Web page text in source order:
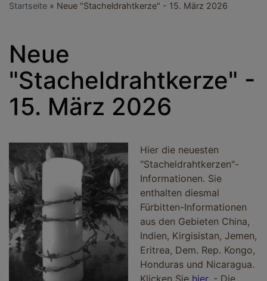
Startseite Neue "Stacheldrahtkerze" - 15. März 2026
Neue
"Stacheldrahtkerze" -
15. März 2026
Hier die neuesten
"Stacheldrahtkerzen"-
Informationen. Sie
enthalten diesmal
Fürbitten-Informationen
aus den Gebieten China,
Indien, Kirgisistan, Jemen,
Eritrea, Dem. Rep. Kongo,
Honduras und Nicaragua.
Klicken Sie hier. - Die